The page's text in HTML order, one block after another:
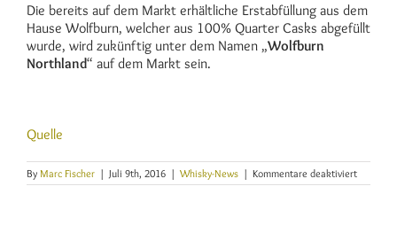
Die bereits auf dem Markt erhältliche Erstabfüllung aus dem
Hause Wolfburn, welcher aus 100% Quarter Casks abgefüllt
wurde, wird zukünftig unter dem Namen „Wolfburn
Northland“ auf dem Markt sein.
Quelle
By Marc Fischer | Juli 9th, 2016 | Whisky-News | Kommentare deaktiviertfür